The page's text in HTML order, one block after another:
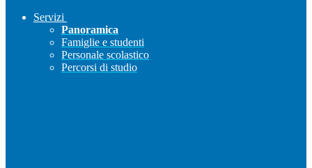
Servizi
Panoramica
Famiglie e studenti
Personale scolastico
Percorsi di studio